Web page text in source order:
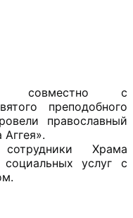
совместно с
преподобного
православный
Храма
социальных услуг с